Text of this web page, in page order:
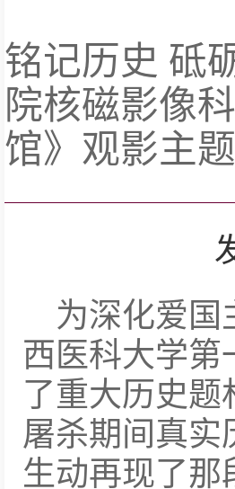
铭记历史 砥
院核磁影像
馆》观影主
为深化爱国
西医科大学
了重大历史题
屠杀期间真实
生动再现了那